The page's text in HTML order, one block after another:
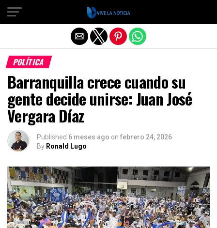
POLÍTICA
Barranquilla crece cuando su
gente decide unirse: Juan José
Vergara Díaz
Published 6 meses ago on febrero 24, 2026
By Ronald Lugo
Salir de la versión móvil